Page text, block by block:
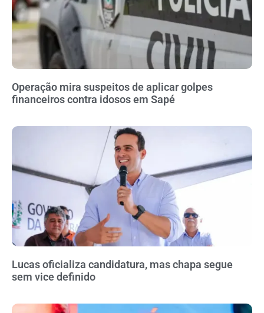
Operação mira suspeitos de aplicar golpes
financeiros contra idosos em Sapé
Lucas oficializa candidatura, mas chapa segue
sem vice definido